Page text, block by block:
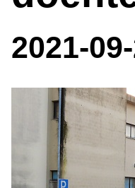
2021-